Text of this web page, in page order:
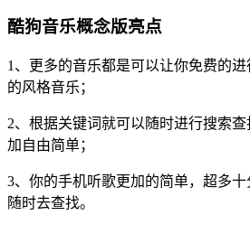
酷狗音乐概念版亮点
1、更多的音乐都是可以让你免费的
的风格音乐；
2、根据关键词就可以随时进行搜索
加自由简单；
3、你的手机听歌更加的简单，超多
随时去查找。